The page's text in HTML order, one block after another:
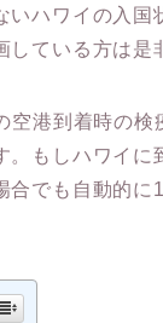
ハワイの入国
ている方は是
港到着時の検
もしハワイに
でも自動的に